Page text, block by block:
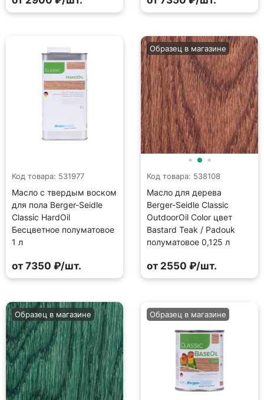
Код товара: 531977
Масло с твердым воском
для пола Berger-Seidle
Classic HardOil
Бесцветное полуматовое
1 л
от 7350 ₽/шт.
Код товара: 538108
Масло для дерева
Berger-Seidle Classic
OutdoorOil Color цвет
Bastard Teak / Padouk
полуматовое 0,125 л
Образец в магазине
от 2550 ₽/шт.
Образец в магазине Образец в магазине